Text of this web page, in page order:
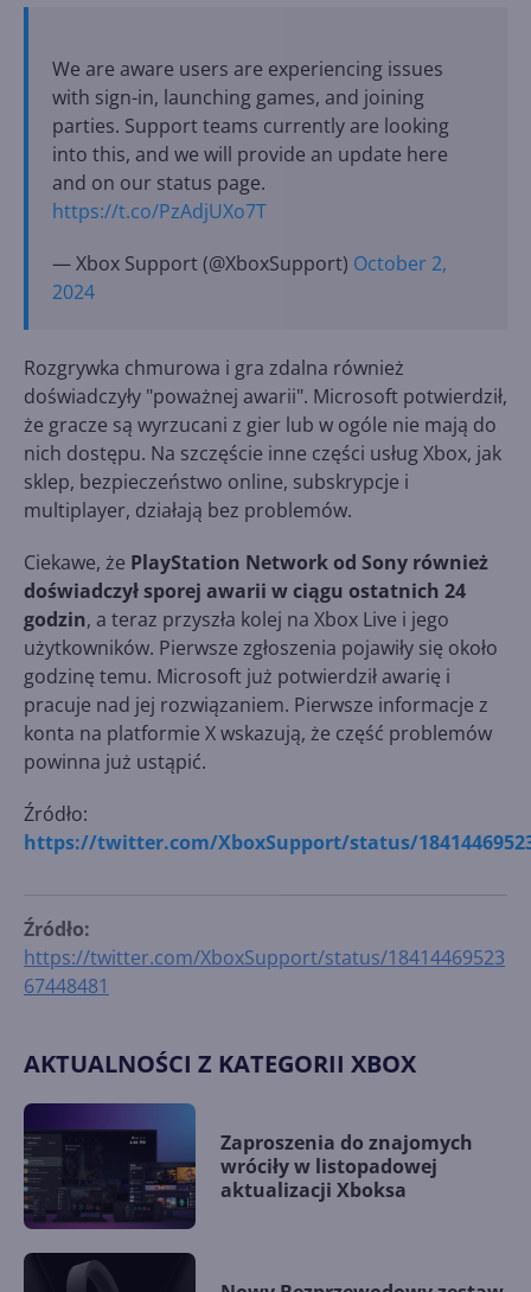
We are aware users are experiencing issues
with sign-in, launching games, and joining
parties. Support teams currently are looking
into this, and we will provide an update here
and on our status page.
https://t.co/PzAdjUXo7T
— Xbox Support (@XboxSupport) October 2,
2024
Rozgrywka chmurowa i gra zdalna również
doświadczyły "poważnej awarii". Microsoft potwierdził,
że gracze są wyrzucani z gier lub w ogóle nie mają do
nich dostępu. Na szczęście inne części usług Xbox, jak
sklep, bezpieczeństwo online, subskrypcje i
multiplayer, działają bez problemów.
Ciekawe, że PlayStation Network od Sony również
doświadczył sporej awarii w ciągu ostatnich 24
godzin, a teraz przyszła kolej na Xbox Live i jego
użytkowników. Pierwsze zgłoszenia pojawiły się około
godzinę temu. Microsoft już potwierdził awarię i
pracuje nad jej rozwiązaniem. Pierwsze informacje z
konta na platformie X wskazują, że część problemów
powinna już ustąpić.
Źródło:
https://twitter.com/XboxSupport/status/
Źródło:
https://twitter.com/XboxSupport/status/18414469523
67448481
AKTUALNOŚCI Z KATEGORII XBOX
Zaproszenia do znajomych
wróciły w listopadowej
aktualizacji Xboksa